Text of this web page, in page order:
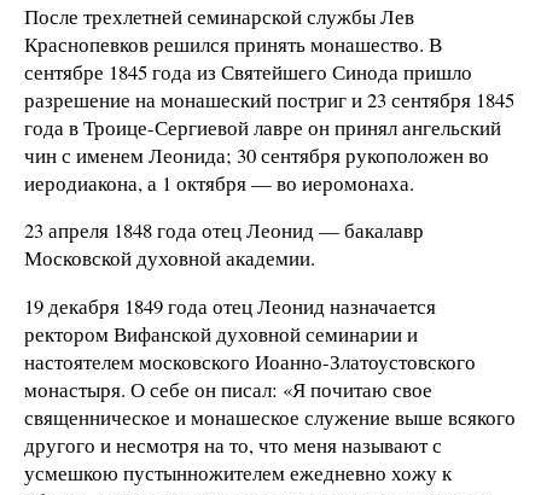
После трехлетней семинарской службы Лев
Краснопевков решился принять монашество. В
сентябре 1845 года из Святейшего Синода пришло
разрешение на монашеский постриг и 23 сентября 1845
года в Троице-Сергиевой лавре он принял ангельский
чин с именем Леонида; 30 сентября рукоположен во
иеродиакона, а 1 октября — во иеромонаха.
23 апреля 1848 года отец Леонид — бакалавр
Московской духовной академии.
19 декабря 1849 года отец Леонид назначается
ректором Вифанской духовной семинарии и
настоятелем московского Иоанно-Златоустовского
монастыря. О себе он писал: «Я почитаю свое
священническое и монашеское служение выше всякого
другого и несмотря на то, что меня называют с
усмешкою пустынножителем ежедневно хожу к